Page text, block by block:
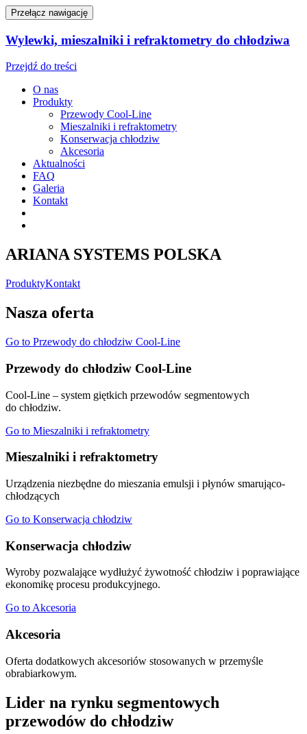
Przełącz nawigację
Wylewki, mieszalniki i refraktometry do chłodziwa
Przejdź do treści
O nas
Produkty
Przewody Cool-Line
Mieszalniki i refraktometry
Konserwacja chłodziw
Akcesoria
Aktualności
FAQ
Galeria
Kontakt
ARIANA SYSTEMS POLSKA
ProduktyKontakt
Nasza oferta
Go to Przewody do chłodziw Cool-Line
Przewody do chłodziw Cool-Line
Cool-Line – system giętkich przewodów segmentowych
do chłodziw.
Go to Mieszalniki i refraktometry
Mieszalniki i refraktometry
Urządzenia niezbędne do mieszania emulsji i płynów smarująco-
chłodzących
Go to Konserwacja chłodziw
Konserwacja chłodziw
Wyroby pozwalające wydłużyć żywotność chłodziw i poprawiające
ekonomikę procesu produkcyjnego.
Go to Akcesoria
Akcesoria
Oferta dodatkowych akcesoriów stosowanych w przemyśle
obrabiarkowym.
Lider na rynku segmentowych
przewodów do chłodziw